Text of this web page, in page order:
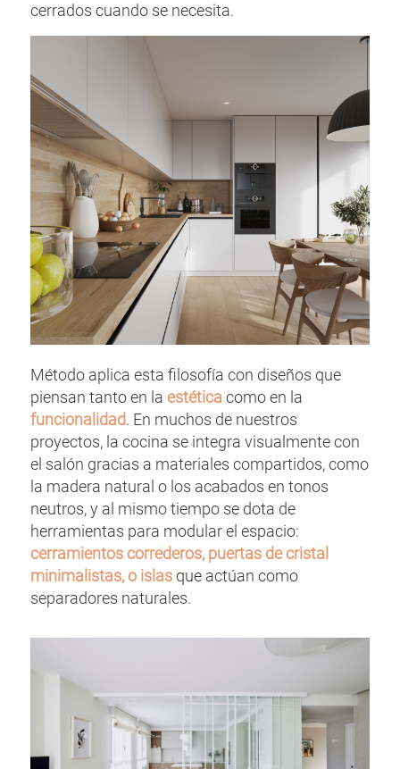
cerrados cuando se necesita.
Método aplica esta filosofía con diseños que
piensan tanto en la estética como en la
funcionalidad. En muchos de nuestros
proyectos, la cocina se integra visualmente con
el salón gracias a materiales compartidos, como
la madera natural o los acabados en tonos
neutros, y al mismo tiempo se dota de
herramientas para modular el espacio:
cerramientos correderos, puertas de cristal
minimalistas, o islas que actúan como
separadores naturales.